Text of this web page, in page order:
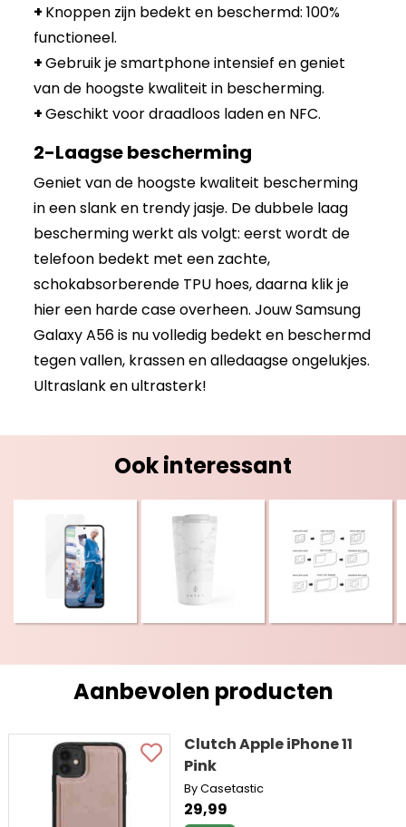
+ Knoppen zijn bedekt en beschermd: 100%
functioneel.
+Gebruik je smartphone intensief en geniet
van de hoogste kwaliteit in bescherming.
+Geschikt voor draadloos laden en NFC.
2-Laagse bescherming
Geniet van de hoogste kwaliteit bescherming
in een slank en trendy jasje. De dubbele laag
bescherming werkt als volgt: eerst wordt de
telefoon bedekt met een zachte,
schokabsorberende TPU hoes, daarna klik je
hier een harde case overheen. Jouw Samsung
Galaxy A56 is nu volledig bedekt en beschermd
tegen vallen, krassen en alledaagse ongelukjes.
Ultraslank en ultrasterk!
Ook interessant
Aanbevolen producten
Clutch Apple iPhone 11
Pink
By Casetastic
29,99